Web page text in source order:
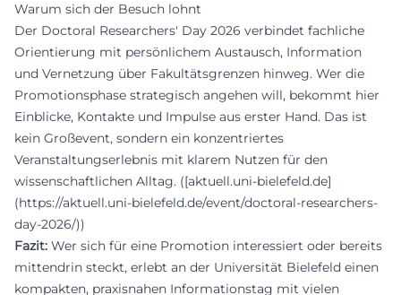
Warum sich der Besuch lohnt
Der Doctoral Researchers' Day 2026 verbindet fachliche
Orientierung mit persönlichem Austausch, Information
und Vernetzung über Fakultätsgrenzen hinweg. Wer die
Promotionsphase strategisch angehen will, bekommt hier
Einblicke, Kontakte und Impulse aus erster Hand. Das ist
kein Großevent, sondern ein konzentriertes
Veranstaltungserlebnis mit klarem Nutzen für den
wissenschaftlichen Alltag. ([aktuell.uni-bielefeld.de]
(https://aktuell.uni-bielefeld.de/event/doctoral-researchers-
day-2026/))
Fazit: Wer sich für eine Promotion interessiert oder bereits
mittendrin steckt, erlebt an der Universität Bielefeld einen
kompakten, praxisnahen Informationstag mit vielen